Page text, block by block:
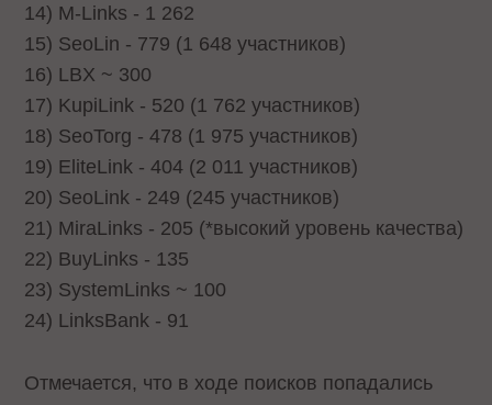
14) M-Links - 1 262
15) SeoLin - 779 (1 648 участников)
16) LBX ~ 300
17) KupiLink - 520 (1 762 участников)
18) SeoTorg - 478 (1 975 участников)
19) EliteLink - 404 (2 011 участников)
20) SeoLink - 249 (245 участников)
21) MiraLinks - 205 (*высокий уровень качества)
22) BuyLinks - 135
23) SystemLinks ~ 100
24) LinksBank - 91
Отмечается, что в ходе поисков попадались